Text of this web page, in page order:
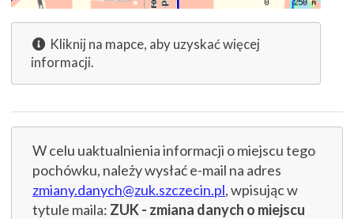
Kliknij na mapce, aby uzyskać więcej
informacji.
W celu uaktualnienia informacji o miejscu tego
pochówku, należy wysłać e-mail na adres
zmiany.danych@zuk.szczecin.pl, wpisując w
tytule maila: ZUK - zmiana danych o miejscu